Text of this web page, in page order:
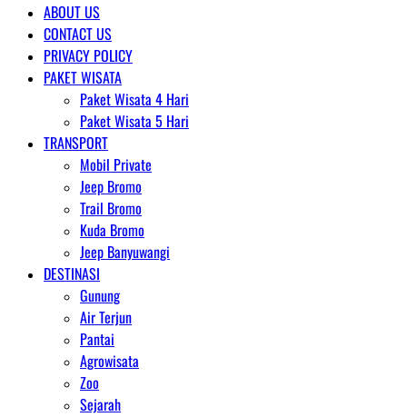
ABOUT US
CONTACT US
PRIVACY POLICY
PAKET WISATA
Paket Wisata 4 Hari
Paket Wisata 5 Hari
TRANSPORT
Mobil Private
Jeep Bromo
Trail Bromo
Kuda Bromo
Jeep Banyuwangi
DESTINASI
Gunung
Air Terjun
Pantai
Agrowisata
Zoo
Sejarah